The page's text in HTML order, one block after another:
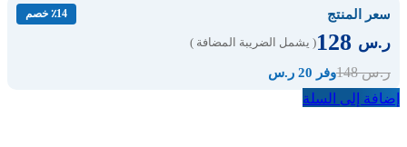
سعر المنتج ٪14 خصم
ر.س ( يشمل الضريبة المضافة )
ر.س148 وفر 20 ر.س
إضافة إلى السلة